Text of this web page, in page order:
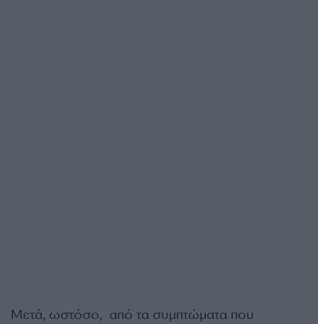
Μετά, ωστόσο, από τα συμπτώματα που